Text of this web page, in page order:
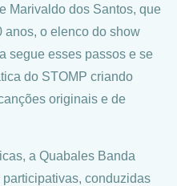
Marivaldo dos Santos, que
anos, o elenco do show
segue esses passos e se
do STOMP criando
originais e de
a Quabales Banda
conduzidas